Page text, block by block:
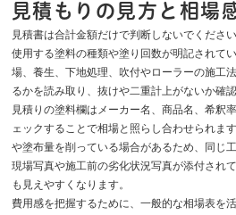
見積もりの見方と相場
見積書は合計金額だけで判断しないでくださ
使用する塗料の種類や塗り回数が明記されて
場、養生、下地処理、吹付やローラーの施工
るかを読み取り、抜けや二重計上がないか確認
見積りの塗料欄はメーカー名、商品名、希釈
ェックすることで相場と照らし合わせられま
や塗布量を削っている場合があるため、同じ
現場写真や施工前の劣化状況写真が添付され
も見えやすくなります。
費用感を把握するために、一般的な相場表を